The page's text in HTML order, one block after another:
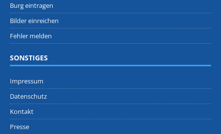
Burg eintragen
Bilder einreichen
Fehler melden
SONSTIGES
Impressum
Datenschutz
Kontakt
Presse